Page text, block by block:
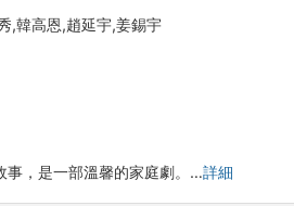
,韓高恩,趙延宇,姜錫宇
事，是一部溫馨的家庭劇。…詳細